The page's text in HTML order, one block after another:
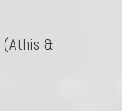
(Athis &